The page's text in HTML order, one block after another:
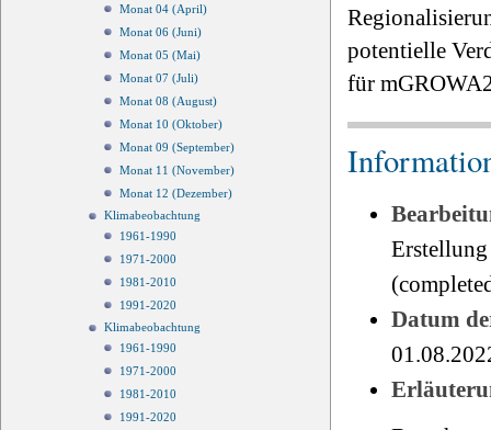
Monat 04 (April)
Monat 06 (Juni)
Monat 05 (Mai)
Monat 07 (Juli)
Monat 08 (August)
Monat 10 (Oktober)
Monat 09 (September)
Monat 11 (November)
Monat 12 (Dezember)
Klimabeobachtung
1961-1990
1971-2000
1981-2010
1991-2020
Klimabeobachtung
1961-1990
1971-2000
1981-2010
1991-2020
potentielle
für
Erstellung
Datum